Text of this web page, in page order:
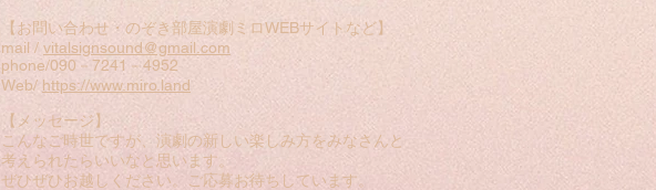
【お問い合わせ・のぞき部屋演劇ミロWEBサイトなど】
mail / vitalsignsound@gmail.com
phone/090－7241－4952
Web/ https://www.miro.land
【メッセージ】
こんなご時世ですが、演劇の新しい楽しみ方をみなさんと
考えられたらいいなと思います。
ぜひぜひお越しください。ご応募お待ちしています。